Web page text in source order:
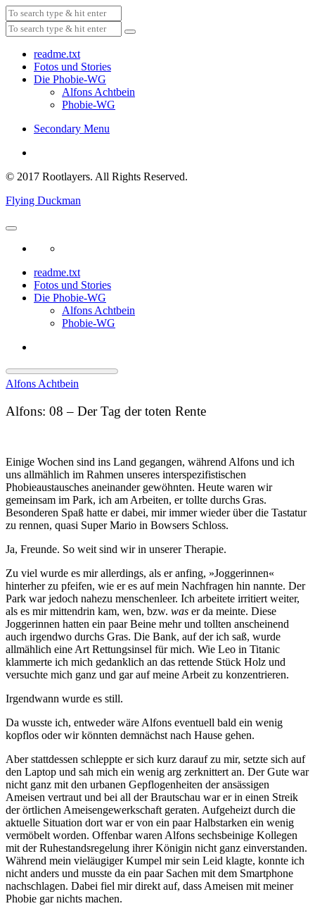
readme.txt
Fotos und Stories
Die Phobie-WG
Alfons Achtbein
Phobie-WG
Secondary Menu
© 2017 Rootlayers. All Rights Reserved.
Flying Duckman
readme.txt
Fotos und Stories
Die Phobie-WG
Alfons Achtbein
Phobie-WG
Alfons Achtbein
Alfons: 08 – Der Tag der toten Rente
Einige Wochen sind ins Land gegangen, während Alfons und ich
uns allmählich im Rahmen unseres interspezifistischen
Phobieaustausches aneinander gewöhnten. Heute waren wir
gemeinsam im Park, ich am Arbeiten, er tollte durchs Gras.
Besonderen Spaß hatte er dabei, mir immer wieder über die Tastatur
zu rennen, quasi Super Mario in Bowsers Schloss.
Ja, Freunde. So weit sind wir in unserer Therapie.
Zu viel wurde es mir allerdings, als er anfing, »Joggerinnen«
hinterher zu pfeifen, wie er es auf mein Nachfragen hin nannte. Der
Park war jedoch nahezu menschenleer. Ich arbeitete irritiert weiter,
als es mir mittendrin kam, wen, bzw. was er da meinte. Diese
Joggerinnen hatten ein paar Beine mehr und tollten anscheinend
auch irgendwo durchs Gras. Die Bank, auf der ich saß, wurde
allmählich eine Art Rettungsinsel für mich. Wie Leo in Titanic
klammerte ich mich gedanklich an das rettende Stück Holz und
versuchte mich ganz und gar auf meine Arbeit zu konzentrieren.
Irgendwann wurde es still.
Da wusste ich, entweder wäre Alfons eventuell bald ein wenig
kopflos oder wir könnten demnächst nach Hause gehen.
Aber stattdessen schleppte er sich kurz darauf zu mir, setzte sich auf
den Laptop und sah mich ein wenig arg zerknittert an. Der Gute war
nicht ganz mit den urbanen Gepflogenheiten der ansässigen
Ameisen vertraut und bei all der Brautschau war er in einen Streik
der örtlichen Ameisengewerkschaft geraten. Aufgeheizt durch die
aktuelle Situation dort war er von ein paar Halbstarken ein wenig
vermöbelt worden. Offenbar waren Alfons sechsbeinige Kollegen
mit der Ruhestandsregelung ihrer Königin nicht ganz einverstanden.
Während mein vieläugiger Kumpel mir sein Leid klagte, konnte ich
nicht anders und musste da ein paar Sachen mit dem Smartphone
nachschlagen. Dabei fiel mir direkt auf, dass Ameisen mit meiner
Phobie gar nichts machen.